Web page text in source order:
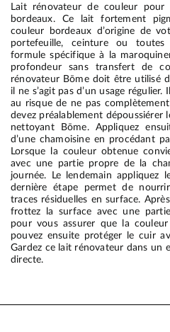
Lait rénovateur de couleur
bordeaux. Ce lait fortement
couleur bordeaux d’origine de
portefeuille, ceinture ou toutes
formule spécifique à la
profondeur sans transfert de
rénovateur Bōme doit être utilisé
il ne s’agit pas d’un usage
au risque de ne pas
devez préalablement dépoussiérer
nettoyant Bōme. Appliquez
d’une chamoisine en procédant
Lorsque la couleur obtenue
avec une partie propre de la
journée. Le lendemain appliquez
dernière étape permet de
traces résiduelles en surface.
frottez la surface avec une
pour vous assurer que la
pouvez ensuite protéger le cuir
Gardez ce lait rénovateur dans un
directe.